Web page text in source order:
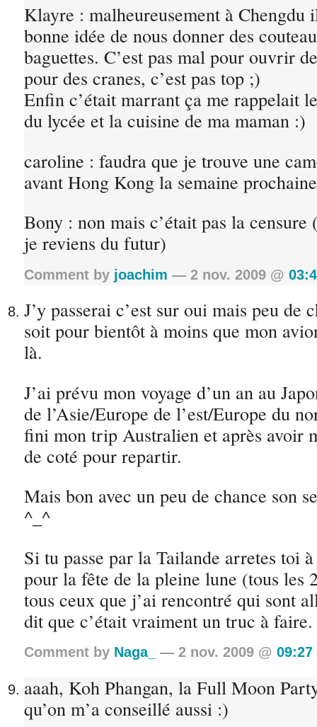
Klayre : malheureusement à Chengdu
bonne idée de nous donner des
baguettes. C’est pas mal pour ouvrir
pour des cranes, c’est pas top ;)
Enfin c’était marrant ça me rappelait
du lycée et la cuisine de ma maman :)
caroline : faudra que je trouve une
avant Hong Kong la semaine
Bony : non mais c’était pas la censure
je reviens du futur)
Comment by joachim — 2 nov. 2009 @
J’y passerai c’est sur oui mais peu de
soit pour bientôt à moins que mon
là.
J’ai prévu mon voyage d’un an au
de l’Asie/Europe de l’est/Europe du
fini mon trip Australien et après avoir
de coté pour repartir.
Mais bon avec un peu de chance son
^_^
Si tu passe par la Tailande arretes toi
pour la fête de la pleine lune (tous les
tous ceux que j’ai rencontré qui sont
dit que c’était vraiment un truc à faire.
Comment by Naga_ — 2 nov. 2009 @09:27
aaah, Koh Phangan, la Full Moon
qu’on m’a conseillé aussi :)